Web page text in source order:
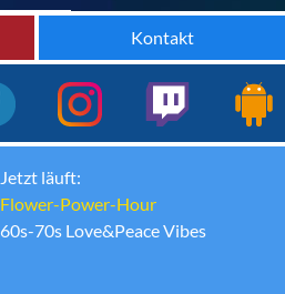
Kontakt
Jetzt läuft:
Flower-Power-Hour
60s-70s Love&Peace Vibes